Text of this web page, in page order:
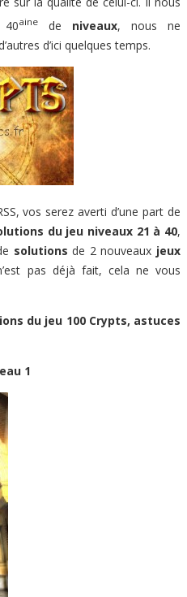
aine de niveaux, nous ne
d’ici quelques temps.
vos serez averti d’une part de
du jeu niveaux 21 à 40,
solutions de 2 nouveaux jeux
pas déjà fait, cela ne vous
du jeu 100 Crypts, astuces
1